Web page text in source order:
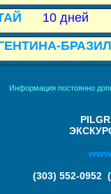
10 дней
Информация постоянно
(303) 552-0952